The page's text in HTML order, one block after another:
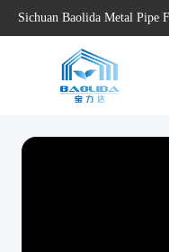
Sichuan Baolida Metal Pipe